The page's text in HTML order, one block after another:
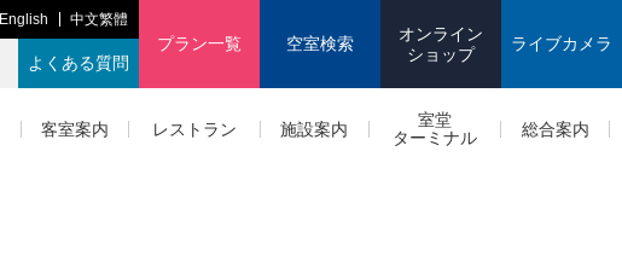
English 中文繁體
プラン一覧 空室検索
オンライン
ショップ
ライブカメラ
よくある質問
客室案内 レストラン 施設案内
室堂
ターミナル
総合案内